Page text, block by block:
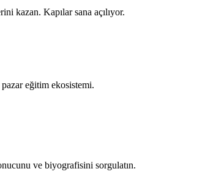
kazan. Kapılar sana açılıyor.
eğitim ekosistemi.
ve biyografisini sorgulatın.